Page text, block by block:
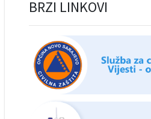
BRZI LINKOVI